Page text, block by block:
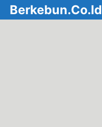
Skip
to
Berkebun.Co.Id